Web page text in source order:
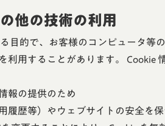
他の技術の利用
目的で、お客様のコンピュータ等
用することがあります。 Cookie
報の提供のため
履歴等）やウェブサイトの安全を